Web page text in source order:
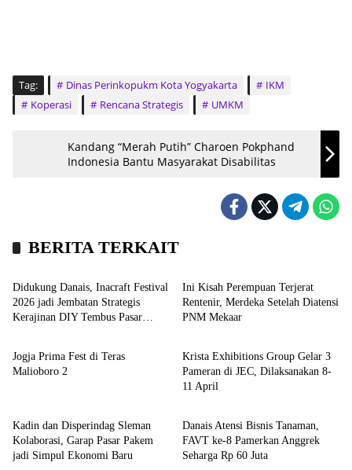
Tag: Dinas Perinkopukm Kota Yogyakarta
IKM
Koperasi
Rencana Strategis UMKM
Kandang “Merah Putih” Charoen Pokphand
Indonesia Bantu Masyarakat Disabilitas
BERITA TERKAIT
Headline
Didukung Danais, Inacraft Festival
2026 jadi Jembatan Strategis
Kerajinan DIY Tembus Pasar
Ini Kisah Perempuan Terjerat
Rentenir, Merdeka Setelah Diatensi
PNM Mekaar
Agenda
Jogja Prima Fest di Teras
Malioboro 2
Wisata
Krista Exhibitions Group Gelar 3
Pameran di JEC, Dilaksanakan 8-
11 April
Kadin dan Disperindag Sleman
Kolaborasi, Garap Pasar Pakem
jadi Simpul Ekonomi Baru
Bisnis
Danais Atensi Bisnis Tanaman,
FAVT ke-8 Pamerkan Anggrek
Seharga Rp 60 Juta